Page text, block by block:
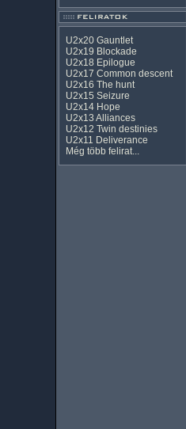
U2x20 Gauntlet
U2x19 Blockade
U2x18 Epilogue
U2x17 Common descent
U2x16 The hunt
U2x15 Seizure
U2x14 Hope
U2x13 Alliances
U2x12 Twin destinies
U2x11 Deliverance
Még több felirat...